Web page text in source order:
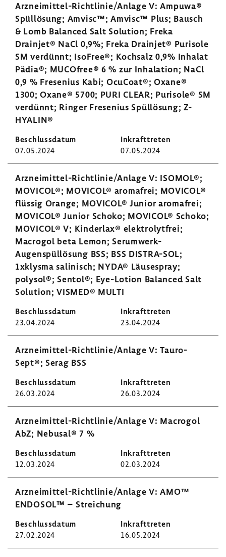
Arzneimittel-​Richtlinie/Anlage V: Ampuwa®
Spül­lö­sung; Amvisc™; Amvisc™ Plus; Bausch
& Lomb Balanced Salt Solu­tion; Freka
Drainjet® NaCl 0,9%; Freka Drainjet® Purisole
SM verdünnt; IsoFree®; Koch­salz 0,9% Inhalat
Pädia®; MUCO­free® 6 % zur Inha­la­tion; NaCl
0,9 % Frese­nius Kabi; OcuCoat®; Oxane®
1300; Oxane® 5700; PURI CLEAR; Purisole® SM
verdünnt; Ringer Frese­nius Spül­lö­sung; Z-​
HYALIN®
07.05.2024 07.05.2024
Arzneimittel-​Richtlinie/Anlage V: ISOMOL®;
MOVICOL®; MOVICOL® aroma­frei; MOVICOL®
flüssig Orange; MOVICOL® Junior aroma­frei;
MOVICOL® Junior Schoko; MOVICOL® Schoko;
MOVICOL® V; Kinderlax® elek­tro­lyt­frei;
Macrogol beta Lemon; Serumwerk-​
Augenspüllösung BSS; BSS DISTRA-​SOL;
1xklysma sali­nisch; NYDA® Läuse­spray;
polysol®; Sentol®; Eye-​Lotion Balanced Salt
Solu­tion; VISMED® MULTI
23.04.2024 23.04.2024
Arzneimittel-​Richtlinie/Anlage V: Tauro­
Sept®; Serag BSS
26.03.2024 26.03.2024
Arzneimittel-​Richtlinie/Anlage V: Macrogol
AbZ; Nebusal® 7 %
12.03.2024 02.03.2024
Arzneimittel-​Richtlinie/Anlage V: AMO™
ENDOSOL™ – Strei­chung
27.02.2024 16.05.2024